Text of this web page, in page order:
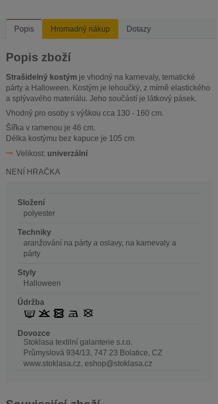
Popis Hromadný nákup Dotazy
Popis zboží
Strašidelný kostým je vhodný na karnevaly, tematické
párty a Halloween. Kostým je lehoučký, z mírně elastického
a splývavého materiálu. Jeho součástí je látkový pásek.
Vhodný pro osoby s výškou cca 130 - 160 cm.
Šířka v ramenou je 46 cm.
Délka kostýmu bez kapuce je 105 cm
Velikost: univerzální
NENÍ HRAČKA
Složení
polyester
Techniky
aranžování na párty a oslavy, na karnevaly a
párty
Styly
Halloween
Údržba
Dovozce
Stoklasa textilní galanterie s.r.o.
Průmyslová 934/13, 747 23 Bolatice, CZ
www.stoklasa.cz, eshop@stoklasa.cz